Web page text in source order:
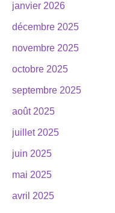
janvier 2026
décembre 2025
novembre 2025
octobre 2025
septembre 2025
août 2025
juillet 2025
juin 2025
mai 2025
avril 2025